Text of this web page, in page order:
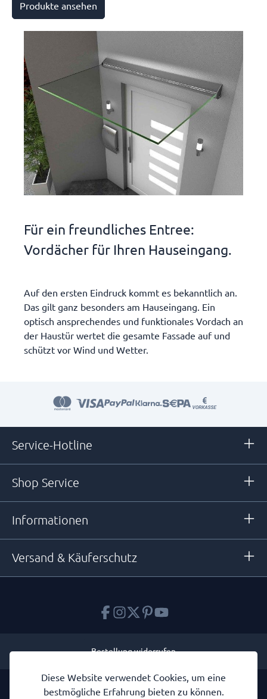
Produkte ansehen
Für ein freundliches Entree:
Vordächer für Ihren Hauseingang.
Auf den ersten Eindruck kommt es bekanntlich an.
Das gilt ganz besonders am Hauseingang. Ein
optisch ansprechendes und funktionales Vordach an
der Haustür wertet die gesamte Fassade auf und
schützt vor Wind und Wetter.
Service-Hotline
Shop Service
Informationen
Versand & Käuferschutz
Bestellung widerrufen
Versandkosten
ggf. Nachnahmegebühren, wenn nicht anders angegeben.
Diese Website verwendet Cookies, um eine
bestmögliche Erfahrung bieten zu können.